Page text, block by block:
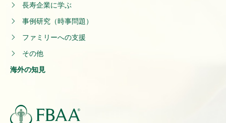
長寿企業に学ぶ
事例研究（時事問題）
ファミリーへの支援
その他
海外の知見